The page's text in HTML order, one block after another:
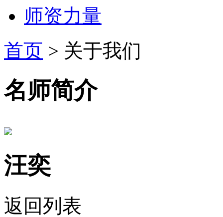
师资力量
首页 > 关于我们
名师简介
汪奕
返回列表